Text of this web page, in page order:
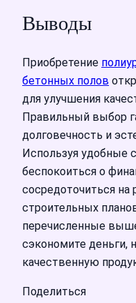
Выводы
Приобретение
бетонных полов
для улучшения
Правильный выбор
долговечность и
Используя удобные
беспокоиться о
сосредоточиться на
строительных
перечисленные
сэкономите деньги,
качественную
Поделиться